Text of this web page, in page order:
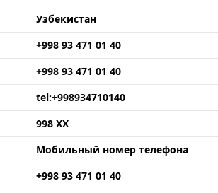
Узбекистан
+998 93 471 01 40
+998 93 471 01 40
tel:+998934710140
998 XX
Мобильный номер телефона
+998 93 471 01 40